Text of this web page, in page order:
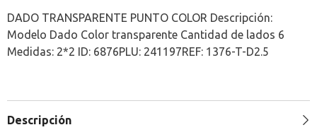
DADO TRANSPARENTE PUNTO COLOR Descripción:
Modelo Dado Color transparente Cantidad de lados 6
Medidas: 2*2 ID: 6876PLU: 241197REF: 1376-T-D2.5
Descripción